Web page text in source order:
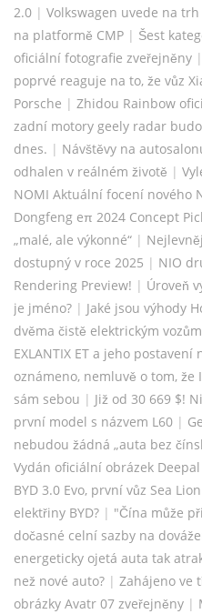
2.0 | Volkswagen uvede na
na platformě CMP | Šest
oficiální fotografie zveřejněny |
poprvé reaguje na to, že vůz
Porsche | Zhidou Rainbow
zadní motory geely radar
dnes. | Návštěvy na
odhalen v reálném životě |
NOMI Aktuální focení nového
Dongfeng eπ 2024 Concept
„malé, ale výkonné“ |
dostupný v roce 2025 | NIO
Rendering Preview! | Úroveň
je jméno? | Jaké jsou výhody
dvěma čistě elektrickým
EXLANTIX ET a jeho postavení
oznámeno, nemluvě o tom,
sám sebou | Již od 30 669 $!
první model s názvem L60 |
nebudou žádná „auta bez
Vydán oficiální obrázek Deepal
BYD 3.0 Evo, první vůz Sea
elektřiny BYD? | "Čína může
dočasné celní sazby na
energeticky ojetá auta tak
než nové auto? | Zahájeno ve
obrázky Avatr 07 zveřejněny |